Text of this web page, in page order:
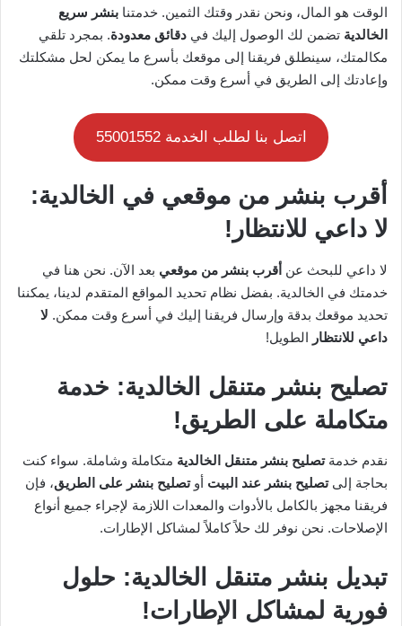
الوقت هو المال، ونحن نقدر وقتك الثمين. خدمتنا بنشر سريع
الخالدية تضمن لك الوصول إليك في دقائق معدودة. بمجرد تلقي
مكالمتك، سينطلق فريقنا إلى موقعك بأسرع ما يمكن لحل مشكلتك
وإعادتك إلى الطريق في أسرع وقت ممكن.
اتصل بنا لطلب الخدمة 55001552
أقرب بنشر من موقعي في الخالدية:
لا داعي للانتظار!
لا داعي للبحث عن أقرب بنشر من موقعي بعد الآن. نحن هنا في
خدمتك في الخالدية. بفضل نظام تحديد المواقع المتقدم لدينا، يمكننا
تحديد موقعك بدقة وإرسال فريقنا إليك في أسرع وقت ممكن. لا
داعي للانتظار الطويل!
تصليح بنشر متنقل الخالدية: خدمة
متكاملة على الطريق!
نقدم خدمةتصليح بنشر متنقل الخالدية متكاملة وشاملة. سواء كنت
بحاجة إلىتصليح بنشر عند البيت أوتصليح بنشر على الطريق، فإن
فريقنا مجهز بالكامل بالأدوات والمعدات اللازمة لإجراء جميع أنواع
الإصلاحات. نحن نوفر لك حلاً كاملاً لمشاكل الإطارات.
تبديل بنشر متنقل الخالدية: حلول
فورية لمشاكل الإطارات!